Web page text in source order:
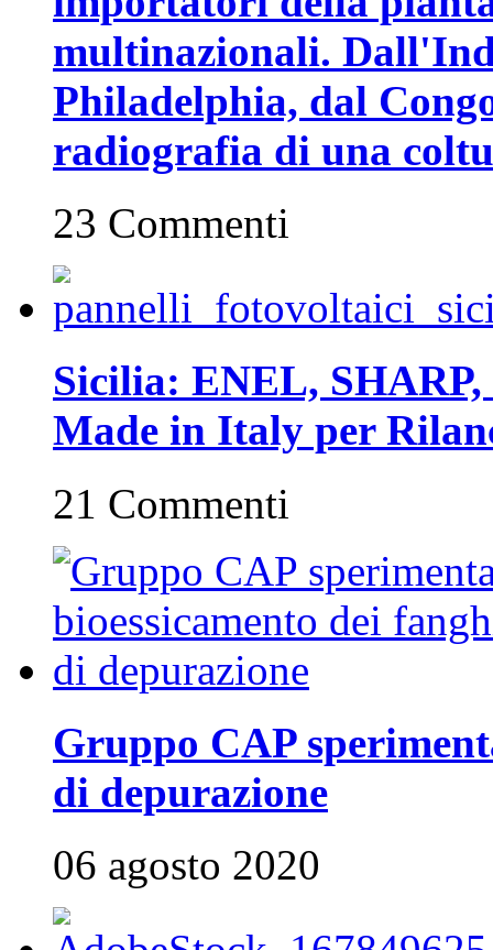
multinazionali.
Philadelphia, dal
radiografia di una
23 Commenti
Sicilia: ENEL,
Made in Italy per
21 Commenti
Gruppo CAP
di depurazione
06 agosto 2020